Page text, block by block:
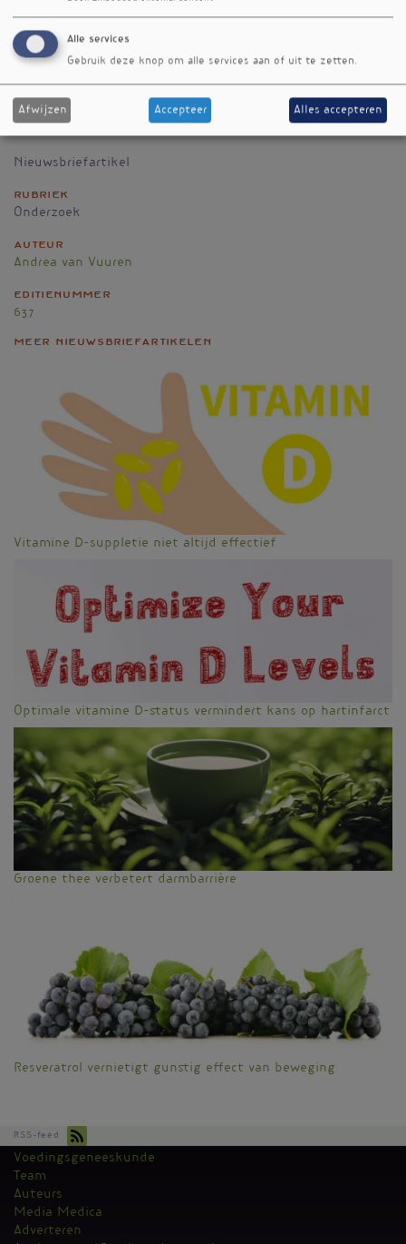
Referenties
Kouraki A, Franks S, Vijay A et al. Effect of Prebiotic
Supplementation With and Without Physiotherapy on
Pain and Pain Sensitivity in People with Knee
Osteoarthritis. Nutrients. 2026 Feb 24;18(5):714.
Nieuwsbriefartikel
Rubriek
Onderzoek
Auteur
Andrea van Vuuren
Editienummer
637
Meer nieuwsbriefartikelen
Vitamine D-suppletie niet altijd effectief
Optimale vitamine D-status vermindert kans op hartinfarct
Groene thee verbetert darmbarrière
Resveratrol vernietigt gunstig effect van beweging
RSS-feed
Kantoormenu
Voedingsgeneeskunde
Team
Auteurs
Media Medica
Adverteren
Alle services
Gebruik deze knop om alle services aan of uit te zetten.
Afwijzen Accepteer Alles accepteren